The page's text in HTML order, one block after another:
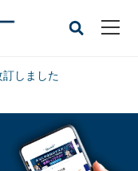
しました